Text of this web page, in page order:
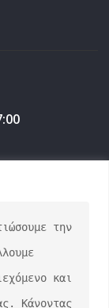
την
και
Κάνοντας
George